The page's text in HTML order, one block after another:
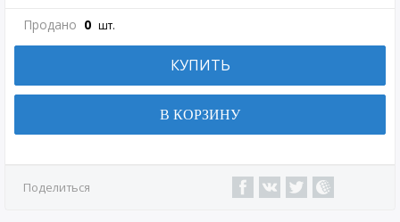
Продано 0 шт.
КУПИТЬ
В КОРЗИНУ
Поделиться